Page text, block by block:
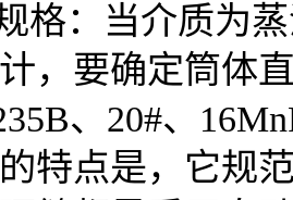
格：当介质为
，要确定筒体
、20#、
特点是，它规